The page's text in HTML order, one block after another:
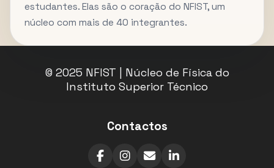
estudantes. Elas são o coração do NFIST, um
núcleo com mais de 40 integrantes.
© 2025 NFIST | Núcleo de Física do
Instituto Superior Técnico
Contactos